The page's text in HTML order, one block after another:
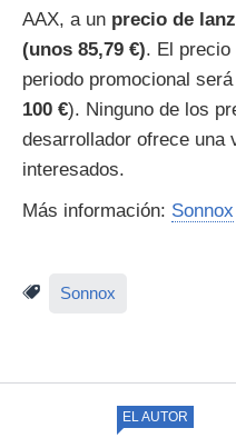
AAX, a un precio de
(unos 85,79 €). El precio
periodo promocional
100 €). Ninguno de los
desarrollador ofrece una
interesados.
Más información: Sonnox
Sonnox
EL AUTOR